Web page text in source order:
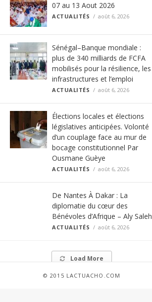
07 au 13 Aout 2026
ACTUALITÉS août 6, 2026
Sénégal–Banque mondiale :
plus de 340 milliards de FCFA
mobilisés pour la résilience, les
infrastructures et l’emploi
ACTUALITÉS août 6, 2026
Élections locales et élections
législatives anticipées. Volonté
d’un couplage face au mur de
bocage constitutionnel Par
Ousmane Guèye
ACTUALITÉS août 6, 2026
De Nantes À Dakar : La
diplomatie du cœur des
Bénévoles d’Afrique – Aly Saleh
ACTUALITÉS août 6, 2026
Load More
© 2015 LACTUACHO.COM